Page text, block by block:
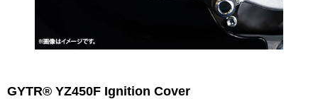
GYTR® YZ450F Ignition Cover